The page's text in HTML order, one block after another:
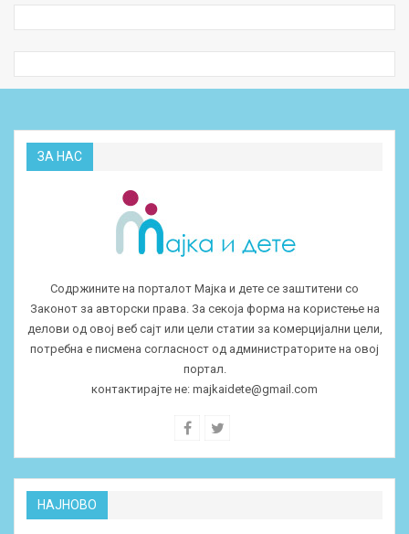
ЗА НАС
Содржините на порталот Мајка и дете се заштитени со
Законот за авторски права. За секоја форма на користење на
делови од овој веб сајт или цели статии за комерцијални цели,
потребна е писмена согласност од администраторите на овој
портал.
контактирајте не: majkaidete@gmail.com
НАЈНОВО